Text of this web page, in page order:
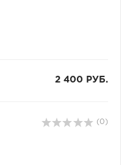
2 400 РУБ.
(0)